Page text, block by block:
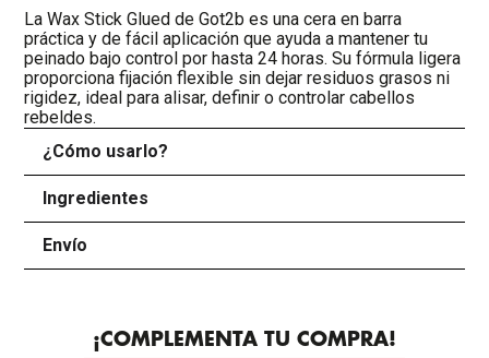
La Wax Stick Glued de Got2b es una cera en barra
práctica y de fácil aplicación que ayuda a mantener tu
peinado bajo control por hasta 24 horas. Su fórmula ligera
proporciona fijación flexible sin dejar residuos grasos ni
rigidez, ideal para alisar, definir o controlar cabellos
rebeldes.
¿Cómo usarlo?
Ingredientes
Envío
¡COMPLEMENTA TU COMPRA!